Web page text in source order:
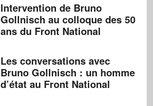
Intervention de Bruno
Gollnisch au colloque des 50
ans du Front National
Les conversations avec
Bruno Gollnisch : un homme
d’état au Front National